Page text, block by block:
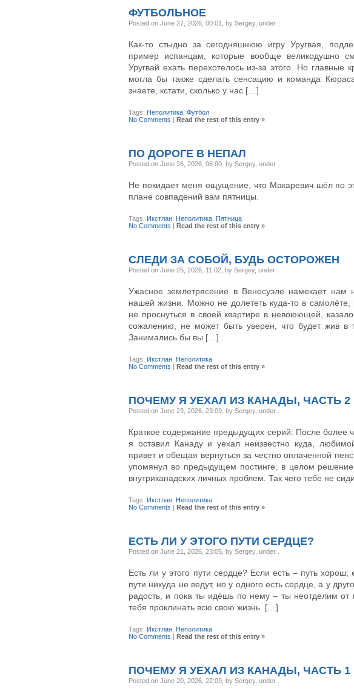
ФУТБОЛЬНОЕ
Posted on June 27, 2026, 00:01, by Sergey, under
Как-то стыдно за сегодняшнюю игру Уругвая,
пример испанцам, которые вообще великодушно
Уругвай ехать перехотелось из-за этого. Но
могла бы также сделать сенсацию и команда
знаете, кстати, сколько у нас […]
Tags: Неполитика Футбол
No Comments | Read the rest of this entry »
ПО ДОРОГЕ В НЕПАЛ
Posted on June 26, 2026, 06:00, by Sergey, under
Не покидает меня ощущение, что Макаревич шёл по
плане совпадений вам пятницы.
Tags: Икстлан Неполитика Пятница
No Comments | Read the rest of this entry »
СЛЕДИ ЗА СОБОЙ, БУДЬ ОСТОРОЖЕН
Posted on June 25, 2026, 11:02, by Sergey, under
Ужасное землетрясение в Венесуэле намекает нам
нашей жизни. Можно не долететь куда-то в
не проснуться в своей квартире в невоюющей,
сожалению, не может быть уверен, что будет жив в
Занимались бы вы […]
Tags: Икстлан Неполитика
No Comments | Read the rest of this entry »
ПОЧЕМУ Я УЕХАЛ ИЗ КАНАДЫ, ЧАСТЬ 2
Posted on June 23, 2026, 23:09, by Sergey, under
Краткое содержание предыдущих серий: После более
я оставил Канаду и уехал неизвестно куда,
привет и обещая вернуться за честно оплаченной
упомянул во предыдущем постинге, в целом
внутриканадских личных проблем. Так чего тебе не
Tags: Икстлан Неполитика
No Comments | Read the rest of this entry »
ЕСТЬ ЛИ У ЭТОГО ПУТИ СЕРДЦЕ?
Posted on June 21, 2026, 23:05, by Sergey, under
Есть ли у этого пути сердце? Если есть – путь
пути никуда не ведут, но у одного есть сердце, а у
радость, и пока ты идёшь по нему – ты неотделим от
тебя проклинать всю свою жизнь. […]
Tags: Икстлан Неполитика
No Comments | Read the rest of this entry »
ПОЧЕМУ Я УЕХАЛ ИЗ КАНАДЫ, ЧАСТЬ 1
Posted on June 20, 2026, 22:09, by Sergey, under